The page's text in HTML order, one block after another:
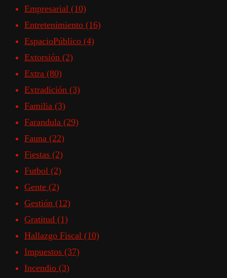
Empresarial (10)
Entretenimiento (16)
EspacioPúblico (4)
Extorsión (2)
Extra (80)
Extradición (3)
Familia (3)
Farandula (29)
Fauna (22)
Fiestas (2)
Futbol (2)
Gente (2)
Gestión (12)
Gratitud (1)
Hallazgo Fiscal (10)
Impuestos (37)
Incendio (3)